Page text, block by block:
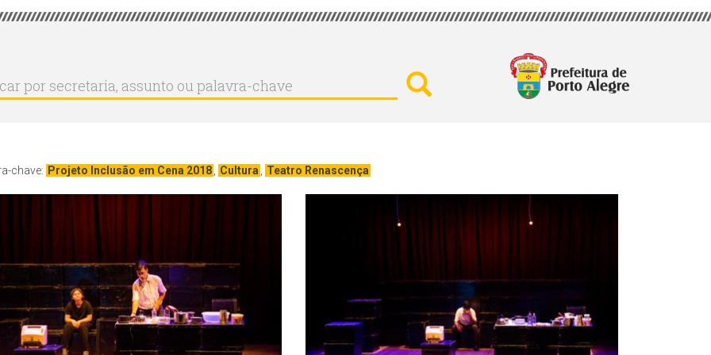
Buscar por secretaria,
chave: Projeto Inclusão em Cena 2018 Cultura Teatro Renascença